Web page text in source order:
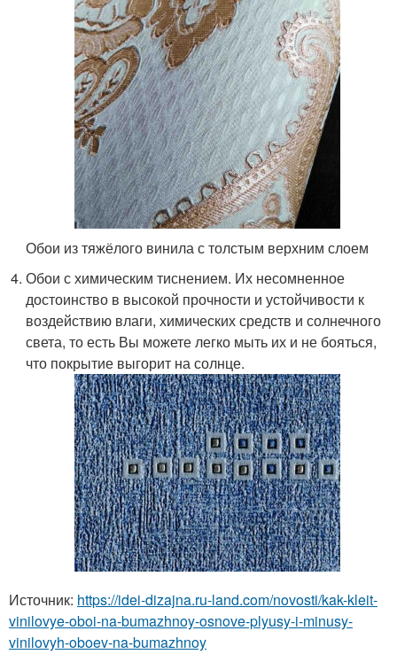
Обои из тяжёлого винила с толстым верхним слоем
Обои с химическим тиснением. Их несомненное
достоинство в высокой прочности и устойчивости к
воздействию влаги, химических средств и солнечного
света, то есть Вы можете легко мыть их и не бояться,
что покрытие выгорит на солнце.
Источник: https://idei-dizajna.ru-land.com/novosti/kak-kleit-
vinilovye-oboi-na-bumazhnoy-osnove-plyusy-i-minusy-
vinilovyh-oboev-na-bumazhnoy